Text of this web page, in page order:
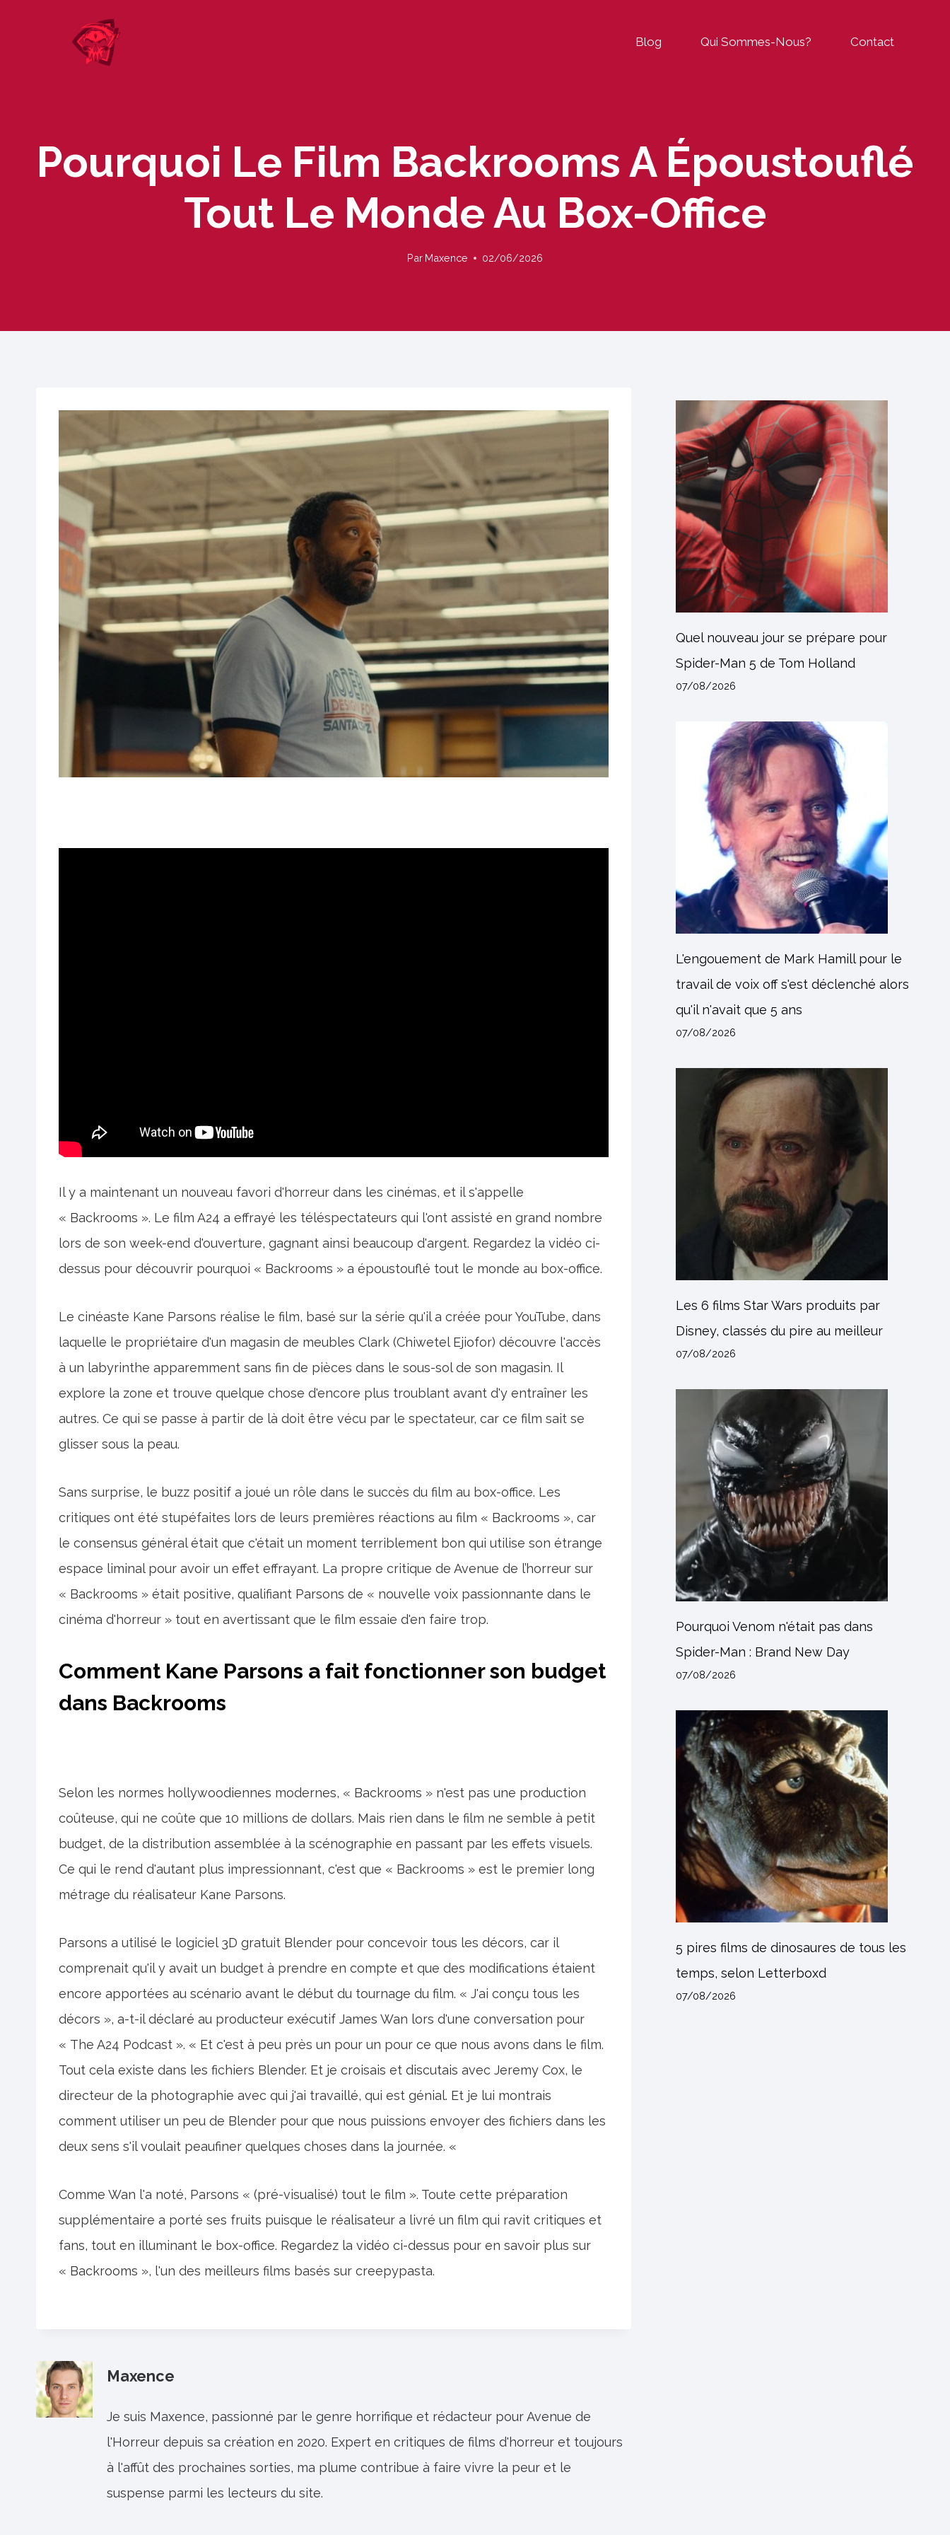
Blog Qui Sommes-Nous? Contact
Pourquoi Le Film Backrooms A Époustouflé
Tout Le Monde Au Box-Office
Par Maxence 02/06/2026
Il y a maintenant un nouveau favori d'horreur dans les cinémas, et il s'appelle
« Backrooms ». Le film A24 a effrayé les téléspectateurs qui l'ont assisté en grand nombre
lors de son week-end d'ouverture, gagnant ainsi beaucoup d'argent. Regardez la vidéo ci-
dessus pour découvrir pourquoi « Backrooms » a époustouflé tout le monde au box-office.
Le cinéaste Kane Parsons réalise le film, basé sur la série qu'il a créée pour YouTube, dans
laquelle le propriétaire d'un magasin de meubles Clark (Chiwetel Ejiofor) découvre l'accès
à un labyrinthe apparemment sans fin de pièces dans le sous-sol de son magasin. Il
explore la zone et trouve quelque chose d'encore plus troublant avant d'y entraîner les
autres. Ce qui se passe à partir de là doit être vécu par le spectateur, car ce film sait se
glisser sous la peau.
Sans surprise, le buzz positif a joué un rôle dans le succès du film au box-office. Les
critiques ont été stupéfaites lors de leurs premières réactions au film « Backrooms », car
le consensus général était que c'était un moment terriblement bon qui utilise son étrange
espace liminal pour avoir un effet effrayant. La propre critique de Avenue de l’horreur sur
« Backrooms » était positive, qualifiant Parsons de « nouvelle voix passionnante dans le
cinéma d'horreur » tout en avertissant que le film essaie d'en faire trop.
Comment Kane Parsons a fait fonctionner son budget
dans Backrooms
Selon les normes hollywoodiennes modernes, « Backrooms » n'est pas une production
coûteuse, qui ne coûte que 10 millions de dollars. Mais rien dans le film ne semble à petit
budget, de la distribution assemblée à la scénographie en passant par les effets visuels.
Ce qui le rend d'autant plus impressionnant, c'est que « Backrooms » est le premier long
métrage du réalisateur Kane Parsons.
Parsons a utilisé le logiciel 3D gratuit Blender pour concevoir tous les décors, car il
comprenait qu'il y avait un budget à prendre en compte et que des modifications étaient
encore apportées au scénario avant le début du tournage du film. « J'ai conçu tous les
décors », a-t-il déclaré au producteur exécutif James Wan lors d'une conversation pour
« The A24 Podcast ». « Et c'est à peu près un pour un pour ce que nous avons dans le film.
Tout cela existe dans les fichiers Blender. Et je croisais et discutais avec Jeremy Cox, le
directeur de la photographie avec qui j'ai travaillé, qui est génial. Et je lui montrais
comment utiliser un peu de Blender pour que nous puissions envoyer des fichiers dans les
deux sens s'il voulait peaufiner quelques choses dans la journée. «
Comme Wan l'a noté, Parsons « (pré-visualisé) tout le film ». Toute cette préparation
supplémentaire a porté ses fruits puisque le réalisateur a livré un film qui ravit critiques et
fans, tout en illuminant le box-office. Regardez la vidéo ci-dessus pour en savoir plus sur
« Backrooms », l'un des meilleurs films basés sur creepypasta.
Maxence
Je suis Maxence, passionné par le genre horrifique et rédacteur pour Avenue de
l'Horreur depuis sa création en 2020. Expert en critiques de films d'horreur et toujours
à l'affût des prochaines sorties, ma plume contribue à faire vivre la peur et le
suspense parmi les lecteurs du site.
Quel nouveau jour se prépare pour
Spider-Man 5 de Tom Holland
07/08/2026
L'engouement de Mark Hamill pour le
travail de voix off s'est déclenché alors
qu'il n'avait que 5 ans
07/08/2026
Les 6 films Star Wars produits par
Disney, classés du pire au meilleur
07/08/2026
Pourquoi Venom n'était pas dans
Spider-Man : Brand New Day
07/08/2026
5 pires films de dinosaures de tous les
temps, selon Letterboxd
07/08/2026